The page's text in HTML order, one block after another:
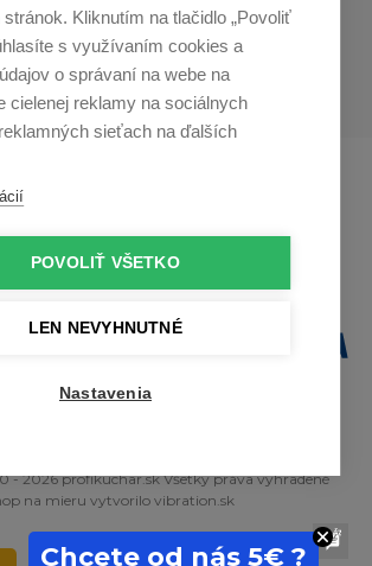
Kliknutím na tlačidlo „Povoliť
s využívaním cookies a
o správaní na webe na
cielenej reklamy na sociálnych
sieťach na ďalších
POVOLIŤ VŠETKO
LEN NEVYHNUTNÉ
Nastavenia
Vám predstavujeme
- 2026 profikuchar.sk Všetky práva vyhradené
na mieru vytvorilo vibration.sk
Chcete od nás 5€ ?